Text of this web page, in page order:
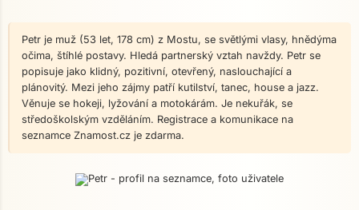
Petr je muž (53 let, 178 cm) z Mostu, se světlými vlasy, hnědýma
očima, štíhlé postavy. Hledá partnerský vztah navždy. Petr se
popisuje jako klidný, pozitivní, otevřený, naslouchající a
plánovitý. Mezi jeho zájmy patří kutilství, tanec, house a jazz.
Věnuje se hokeji, lyžování a motokárám. Je nekuřák, se
středoškolským vzděláním. Registrace a komunikace na
seznamce Znamost.cz je zdarma.